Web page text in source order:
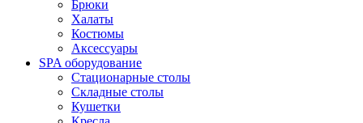
Брюки
Халаты
Костюмы
Аксессуары
SPA оборудование
Стационарные столы
Складные столы
Кушетки